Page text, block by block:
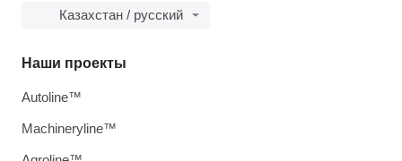
Казахстан / русский
Наши проекты
Autoline™
Machineryline™